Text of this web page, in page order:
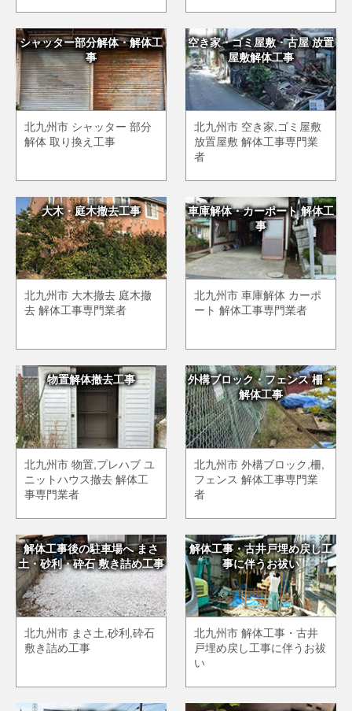
シャッター部分解体・解体工
事
北九州市 シャッター 部分
解体 取り換え工事
空き家・ゴミ屋敷・古屋 放置
屋敷解体工事
北九州市 空き家,ゴミ屋敷
放置屋敷 解体工事専門業
者
大木・庭木撤去工事
北九州市 大木撤去 庭木撤
去 解体工事専門業者
車庫解体・カーポート 解体工
事
北九州市 車庫解体 カーポ
ート 解体工事専門業者
物置解体撤去工事
北九州市 物置,プレハブ ユ
ニットハウス撤去 解体工
事専門業者
外構ブロック・フェンス 柵・
解体工事
北九州市 外構ブロック,柵,
フェンス 解体工事専門業
者
解体工事後の駐車場へ まさ
土・砂利・砕石 敷き詰め工事
北九州市 まさ土,砂利,砕石
敷き詰め工事
解体工事・古井戸埋め戻し工
事に伴うお祓い
北九州市 解体工事・古井
戸埋め戻し工事に伴うお祓
い